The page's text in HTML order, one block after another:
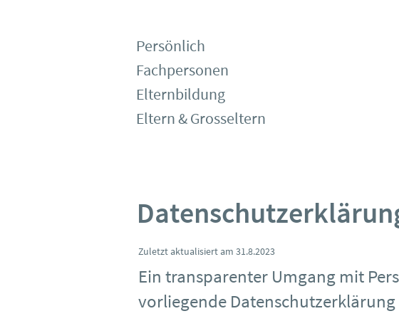
Persönlich
Fachpersonen
Elternbildung
Eltern & Grosseltern
Zuletzt aktualisiert am 31.8.2023
Ein transparenter Umgang mit
vorliegende